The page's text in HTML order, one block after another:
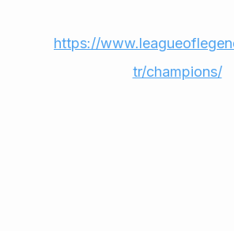
https://
tr/champions/